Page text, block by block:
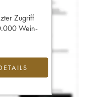
Zugriff
Wein-